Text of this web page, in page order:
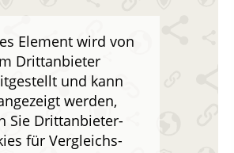
Element wird von
Drittanbieter
und kann
werden,
Sie Drittanbieter-
für Vergleichs-